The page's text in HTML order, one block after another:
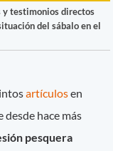
y testimonios directos
del sábalo en el
artículosen
desde hace más
pesquera